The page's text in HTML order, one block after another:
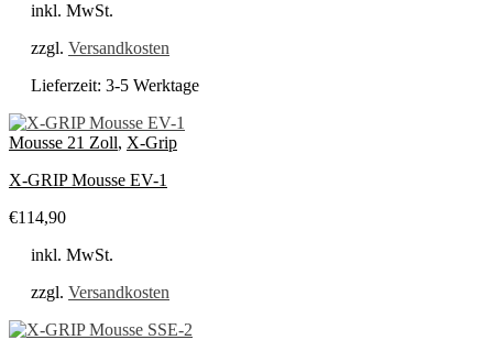
inkl. MwSt.
zzgl. Versandkosten
Lieferzeit: 3-5 Werktage
Mousse 21 Zoll, X-Grip
X-GRIP Mousse EV-1
€114,90
inkl. MwSt.
zzgl. Versandkosten